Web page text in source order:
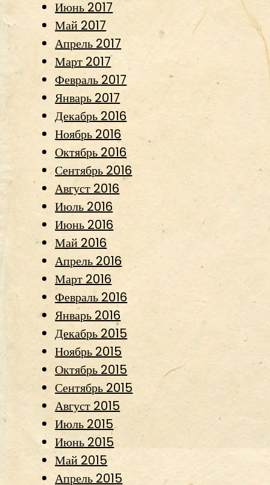
Июнь 2017
Май 2017
Апрель 2017
Март 2017
Февраль 2017
Январь 2017
Декабрь 2016
Ноябрь 2016
Октябрь 2016
Сентябрь 2016
Август 2016
Июль 2016
Июнь 2016
Май 2016
Апрель 2016
Март 2016
Февраль 2016
Январь 2016
Декабрь 2015
Ноябрь 2015
Октябрь 2015
Сентябрь 2015
Август 2015
Июль 2015
Июнь 2015
Май 2015
Апрель 2015